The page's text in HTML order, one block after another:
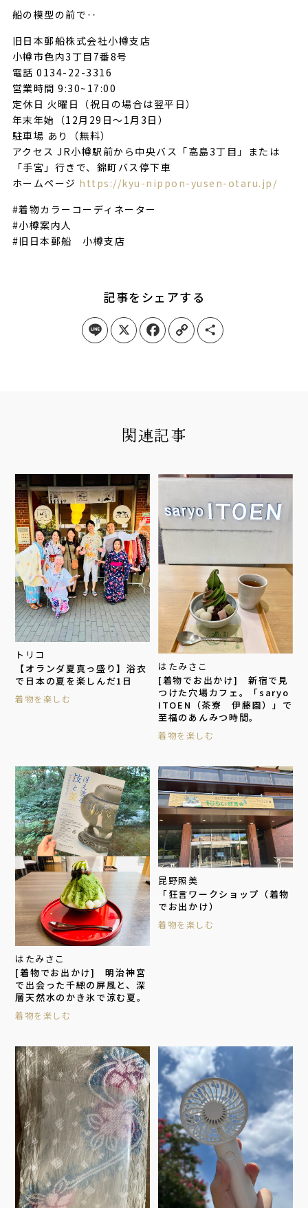
船の模型の前で‥
旧日本郵船株式会社小樽支店
小樽市色内3丁目7番8号
電話 0134-22-3316
営業時間 9:30~17:00
定休日 火曜日（祝日の場合は翌平日）
年末年始（12月29日～1月3日）
駐車場 あり（無料）
アクセス JR小樽駅前から中央バス「高島3丁目」または
「手宮」行きで、錦町バス停下車
ホームページ https://kyu-nippon-yusen-otaru.jp/
#着物カラーコーディネーター
#小樽案内人
#旧日本郵船 小樽支店
記事をシェアする
Line X Facebook Copy Link Share
関連記事
トリコ
【オランダ夏真っ盛り】浴衣
で日本の夏を楽しんだ1日
着物を楽しむ
はたみさこ
[着物でお出かけ] 新宿で見
つけた穴場カフェ。「saryo
ITOEN（茶寮 伊藤園）」で
至福のあんみつ時間。
着物を楽しむ
はたみさこ
[着物でお出かけ] 明治神宮
で出会った千總の屏風と、深
層天然水のかき氷で涼む夏。
着物を楽しむ
昆野照美
「狂言ワークショップ（着物
でお出かけ）
着物を楽しむ